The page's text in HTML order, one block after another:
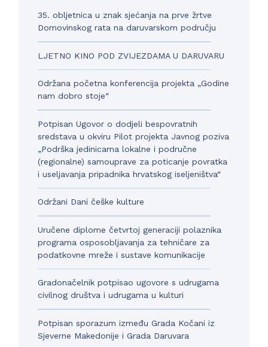
35. obljetnica u znak sjećanja na prve žrtve
Domovinskog rata na daruvarskom području
LJETNO KINO POD ZVIJEZDAMA U DARUVARU
Održana početna konferencija projekta „Godine
nam dobro stoje“
Potpisan Ugovor o dodjeli bespovratnih
sredstava u okviru Pilot projekta Javnog poziva
„Podrška jedinicama lokalne i područne
(regionalne) samouprave za poticanje povratka
i useljavanja pripadnika hrvatskog iseljeništva“
Održani Dani češke kulture
Uručene diplome četvrtoj generaciji polaznika
programa osposobljavanja za tehničare za
podatkovne mreže i sustave komunikacije
Gradonačelnik potpisao ugovore s udrugama
civilnog društva i udrugama u kulturi
Potpisan sporazum između Grada Kočani iz
Sjeverne Makedonije i Grada Daruvara